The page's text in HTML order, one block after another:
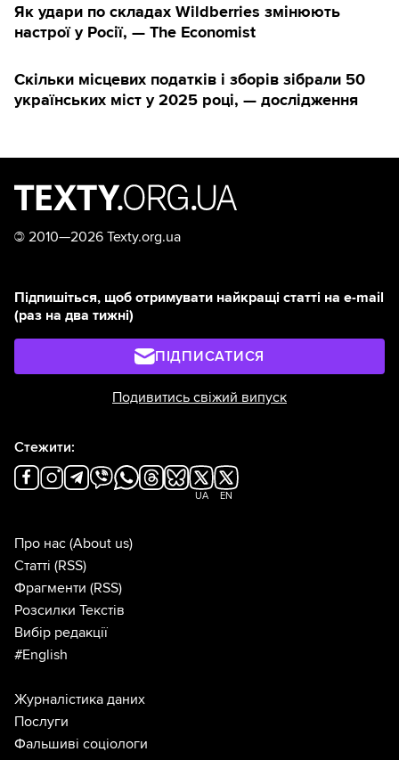
Як удари по складах Wildberries змінюють
настрої у Росії, — The Economist
Скільки місцевих податків і зборів зібрали 50
українських міст у 2025 році, — дослідження
© 2010—2026 Texty.org.ua
Підпишіться, щоб отримувати найкращі статті на e-mail
(раз на два тижні)
ПІДПИСАТИСЯ
Подивитись свіжий випуск
Стежити:
UA EN
Про нас (About us)
Статті (RSS)
Фрагменти (RSS)
Розсилки Текстів
Вибір редакції
#English
Журналістика даних
Послуги
Фальшиві соціологи